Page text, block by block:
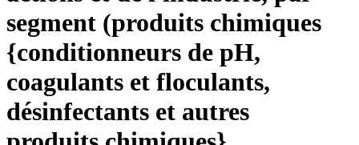
segment (produits chimiques
{conditionneurs de pH,
coagulants et floculants,
désinfectants et autres